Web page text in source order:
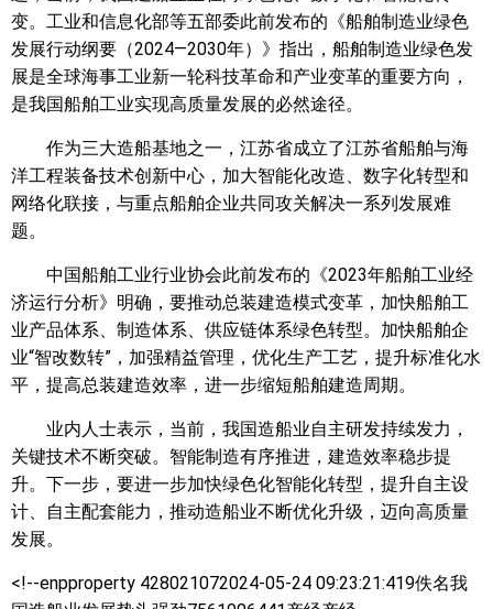
变。工业和信息化部等五部委此前发布的《船舶制造业绿色
发展行动纲要（2024—2030年）》指出，船舶制造业绿色发
展是全球海事工业新一轮科技革命和产业变革的重要方向，
是我国船舶工业实现高质量发展的必然途径。
作为三大造船基地之一，江苏省成立了江苏省船舶与海
洋工程装备技术创新中心，加大智能化改造、数字化转型和
网络化联接，与重点船舶企业共同攻关解决一系列发展难
题。
中国船舶工业行业协会此前发布的《2023年船舶工业经
济运行分析》明确，要推动总装建造模式变革，加快船舶工
业产品体系、制造体系、供应链体系绿色转型。加快船舶企
业“智改数转”，加强精益管理，优化生产工艺，提升标准化水
平，提高总装建造效率，进一步缩短船舶建造周期。
业内人士表示，当前，我国造船业自主研发持续发力，
关键技术不断突破。智能制造有序推进，建造效率稳步提
升。下一步，要进一步加快绿色化智能化转型，提升自主设
计、自主配套能力，推动造船业不断优化升级，迈向高质量
发展。
<!--enpproperty 428021072024-05-24 09:23:21:419佚名我